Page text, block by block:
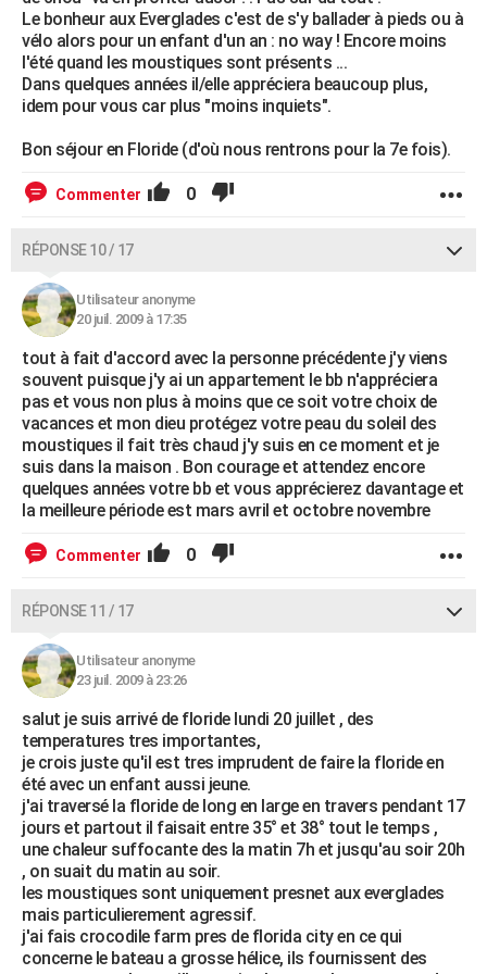
Le bonheur aux Everglades c'est de s'y ballader à pieds ou à
vélo alors pour un enfant d'un an : no way ! Encore moins
l'été quand les moustiques sont présents ...
Dans quelques années il/elle appréciera beaucoup plus,
idem pour vous car plus "moins inquiets".
Bon séjour en Floride (d'où nous rentrons pour la 7e fois).
Commenter 0
RÉPONSE 10 / 17
Utilisateur anonyme
20 juil. 2009 à 17:35
tout à fait d'accord avec la personne précédente j'y viens
souvent puisque j'y ai un appartement le bb n'appréciera
pas et vous non plus à moins que ce soit votre choix de
vacances et mon dieu protégez votre peau du soleil des
moustiques il fait très chaud j'y suis en ce moment et je
suis dans la maison . Bon courage et attendez encore
quelques années votre bb et vous apprécierez davantage et
la meilleure période est mars avril et octobre novembre
Commenter 0
RÉPONSE 11 / 17
Utilisateur anonyme
23 juil. 2009 à 23:26
salut je suis arrivé de floride lundi 20 juillet , des
temperatures tres importantes,
je crois juste qu'il est tres imprudent de faire la floride en
été avec un enfant aussi jeune.
j'ai traversé la floride de long en large en travers pendant 17
jours et partout il faisait entre 35° et 38° tout le temps ,
une chaleur suffocante des la matin 7h et jusqu'au soir 20h
, on suait du matin au soir.
les moustiques sont uniquement presnet aux everglades
mais particulierement agressif.
j'ai fais crocodile farm pres de florida city en ce qui
concerne le bateau a grosse hélice, ils fournissent des